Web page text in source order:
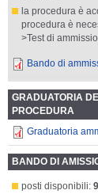
la procedura è
procedura è
>Test di
Bando di
GRADUATORIA
PROCEDURA
Graduatoria
BANDO DI
posti disponibili: